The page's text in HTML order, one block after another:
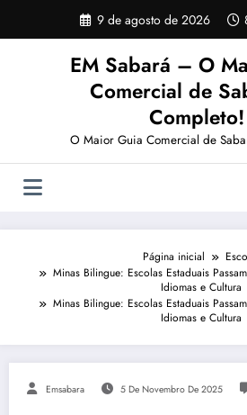
o
9 de agosto de 2026
EM Sabará – O
Comercial de
Completo!
O Maior Guia Comercial de
Página inicial
Minas Bilingue: Escolas Estaduais
Idiomas e Cultura
Minas Bilingue: Escolas Estaduais
Idiomas e Cultura
Emsabara 5 De Novembro De 2025